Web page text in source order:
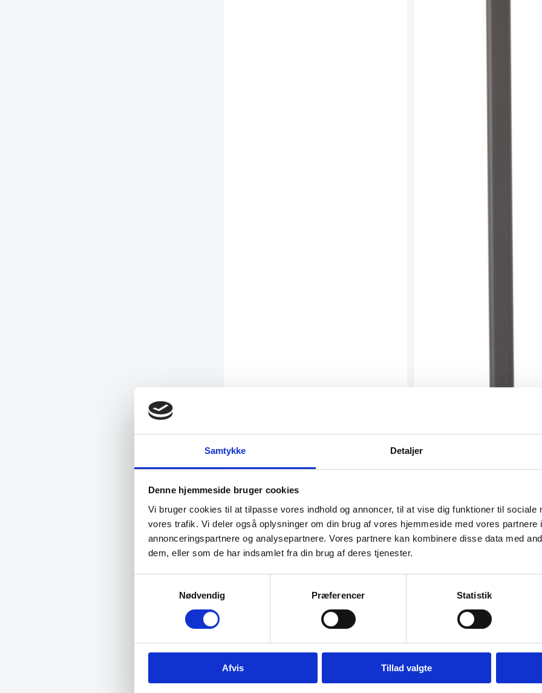
Samtykke Detaljer
Denne hjemmeside bruger cookies
Vi bruger cookies til at tilpasse vores indhold og annoncer, til at vise dig funktioner til sociale
vores trafik. Vi deler også oplysninger om din brug af vores hjemmeside med vores partnere
annonceringspartnere og analysepartnere. Vores partnere kan kombinere disse data med
dem, eller som de har indsamlet fra din brug af deres tjenester.
Nødvendig
Præferencer Statistik
Afvis Tillad valgte
Fra
129,00
Børste til pizzaovn, Hendi
Ovnbørste til pizzaovne fra Hendi
271,00